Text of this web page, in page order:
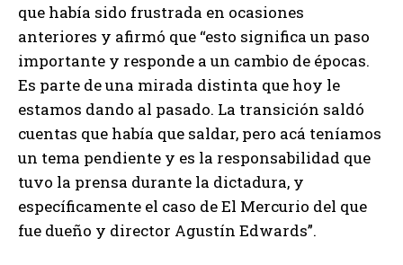
que había sido frustrada en ocasiones
anteriores y afirmó que “esto significa un paso
importante y responde a un cambio de épocas.
Es parte de una mirada distinta que hoy le
estamos dando al pasado. La transición saldó
cuentas que había que saldar, pero acá teníamos
un tema pendiente y es la responsabilidad que
tuvo la prensa durante la dictadura, y
específicamente el caso de El Mercurio del que
fue dueño y director Agustín Edwards”.